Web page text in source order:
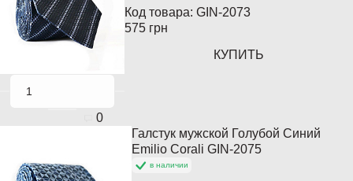
0
Код товара:GIN-2073
575 грн
КУПИТЬ
Галстук мужской Голубой Синий
Emilio Corali GIN-2075
в наличии